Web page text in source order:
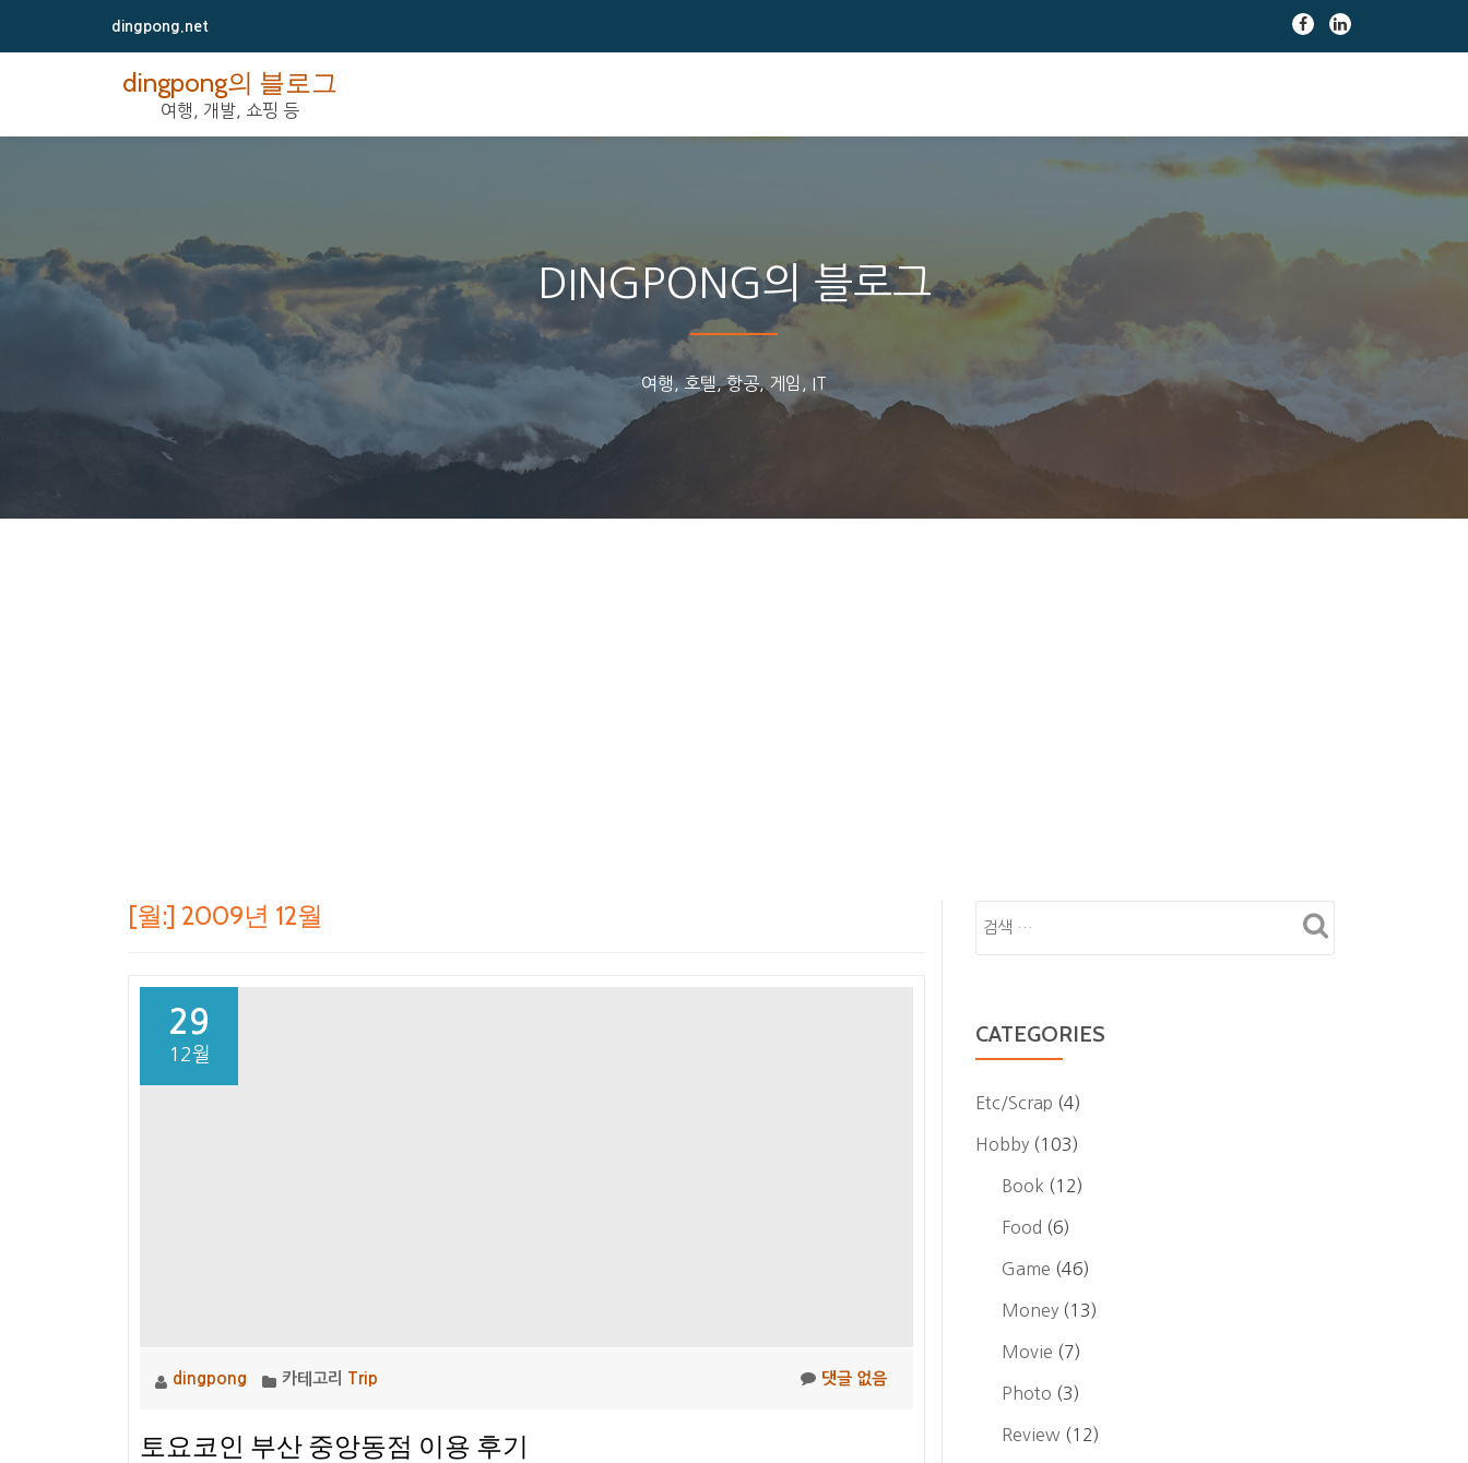
콘
기
dingpong.net
fa-
facebook
fa-
linkedin
dingpong의 블로그
여행, 개발, 쇼핑 등
DINGPONG의 블로그
여행, 호텔, 항공, 게임, IT
[월:] 2009년 12월
29
12월
dingpong 카테고리 Trip 댓글 없음
토요코인 부산 중앙동점 이용 후기
CATEGORIES
Etc/Scrap (4)
Hobby (103)
Book (12)
Food (6)
Game (46)
Money (13)
Movie (7)
Photo (3)
Review (12)